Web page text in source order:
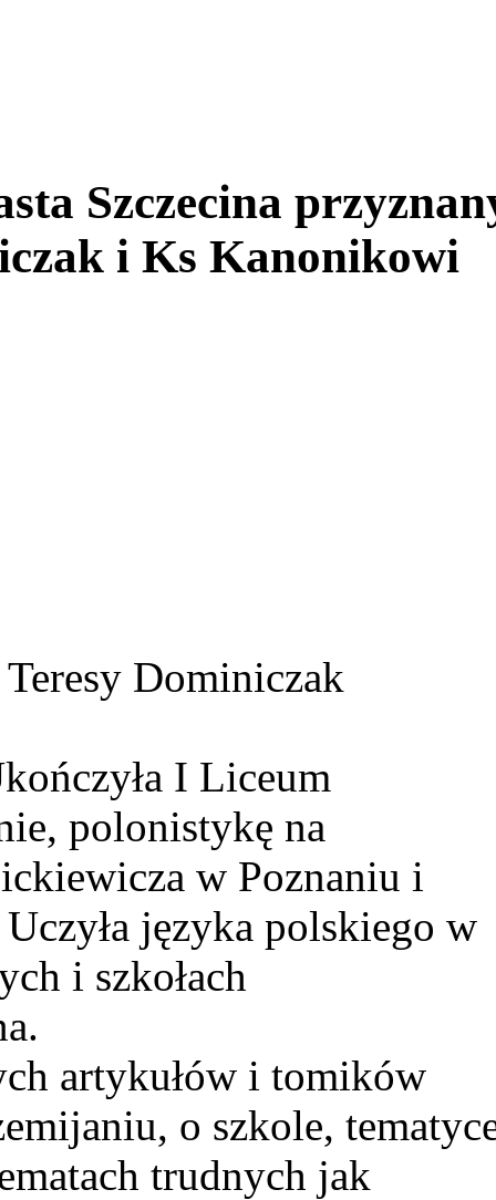
Szczecina
i Ks Kanonikowi
Dominiczak
I Liceum
polonistykę na
w Poznaniu i
języka polskiego w
i szkołach
artykułów i tomików
o szkole,
trudnych jak